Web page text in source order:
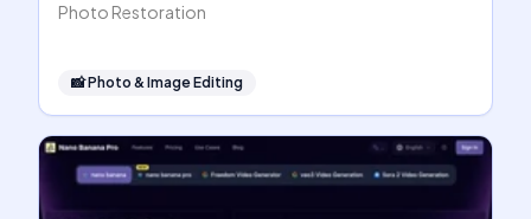
Photo Restoration
📸Photo & Image Editing